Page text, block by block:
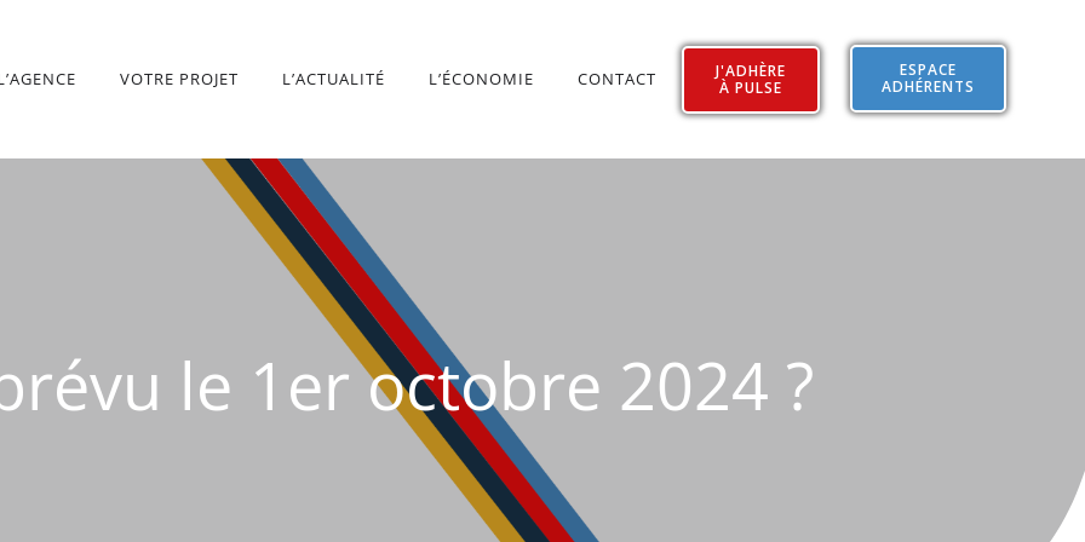
VOTRE PROJET L’ACTUALITÉ L’ÉCONOMIE CONTACT
J'ADHÈRE
À PULSE
ESPACE
ADHÉRENTS
le 1er octobre 2024 ?